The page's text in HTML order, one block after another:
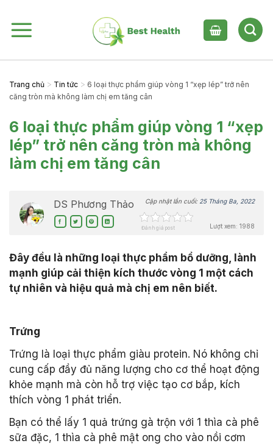
content
Trang chủ > Tin tức > 6 loại thực phẩm giúp vòng 1 “xẹp lép” trở nên
căng tròn mà không làm chị em tăng cân
6 loại thực phẩm giúp vòng 1 “xẹp
lép” trở nên căng tròn mà không
làm chị em tăng cân
DS Phương Thảo Cập nhật lần cuối: 25 Tháng Ba, 2022
Đánh giá post Lượt xem: 1988
Đây đều là những loại thực phẩm bổ dưỡng, lành
mạnh giúp cải thiện kích thước vòng 1 một cách
tự nhiên và hiệu quả mà chị em nên biết.
Trứng
Trứng là loại thực phẩm giàu protein. Nó không chỉ
cung cấp đầy đủ năng lượng cho cơ thể hoạt động
khỏe mạnh mà còn hỗ trợ việc tạo cơ bắp, kích
thích vòng 1 phát triển.
Bạn có thể lấy 1 quả trứng gà trộn với 1 thìa cà phê
sữa đặc, 1 thìa cà phê mật ong cho vào nồi cơm